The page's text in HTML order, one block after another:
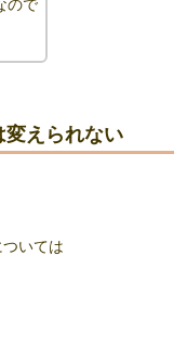
ので
変えられない
ついては